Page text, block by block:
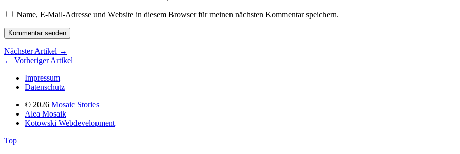
Name, E-Mail-Adresse und Website in diesem Browser für meinen nächsten Kommentar speichern.
Nächster Artikel →
← Vorheriger Artikel
Impressum
Datenschutz
© 2026 Mosaic Stories
Alea Mosaik
Kotowski Webdevelopment
Top